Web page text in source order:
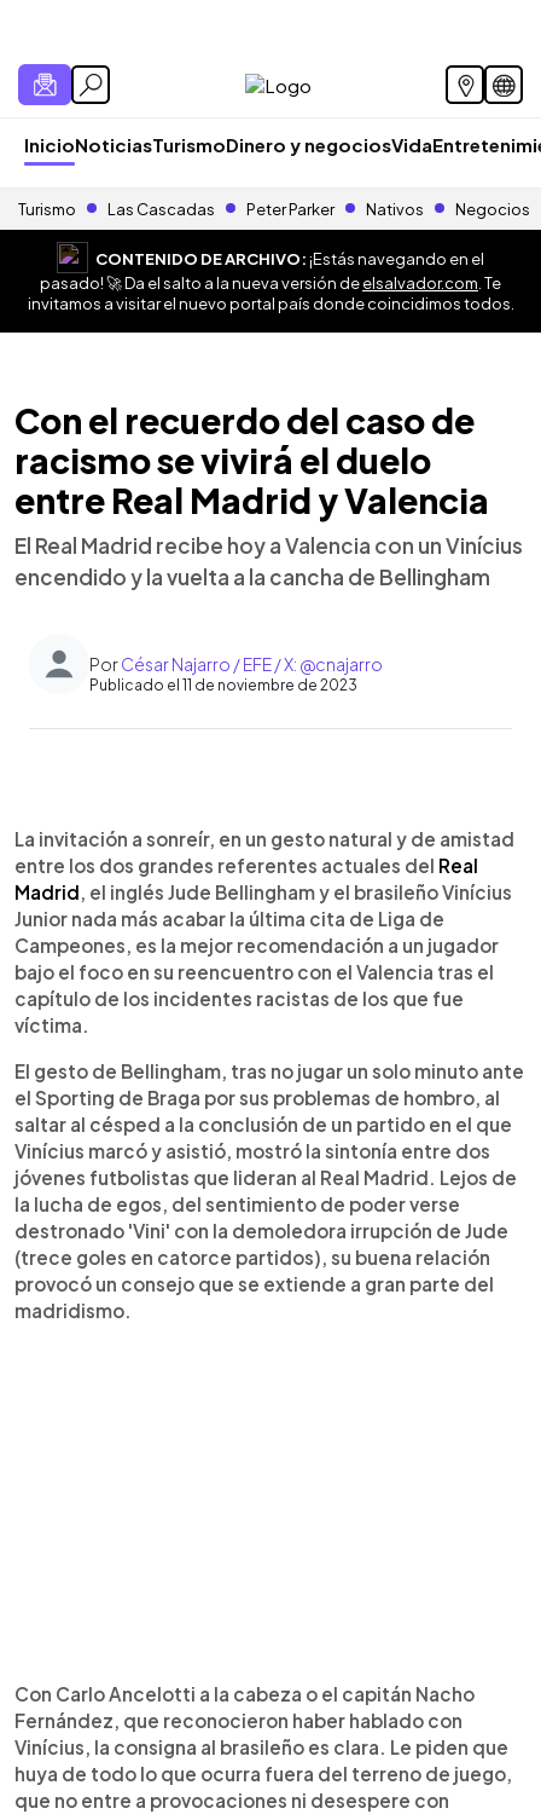
InicioNoticiasTurismoDinero y negociosVida
Turismo Las Cascadas Peter Parker Nativos Negocios
CONTENIDO DE ARCHIVO:¡Estás navegando en el
pasado! 🚀 Da el salto a la nueva versión deelsalvador.com . Te
invitamos a visitar el nuevo portal país donde coincidimos todos.
Con el recuerdo del caso de
racismo se vivirá el duelo
entre Real Madrid y Valencia
El Real Madrid recibe hoy a Valencia con un Vinícius
encendido y la vuelta a la cancha de Bellingham
PorCésar Najarro / EFE / X: @cnajarro
Publicado el 11 de noviembre de 2023
► Escuchar artículo
La invitación a sonreír, en un gesto natural y de amistad
entre los dos grandes referentes actuales del Real
Madrid, el inglés Jude Bellingham y el brasileño Vinícius
Junior nada más acabar la última cita de Liga de
Campeones, es la mejor recomendación a un jugador
bajo el foco en su reencuentro con el Valencia tras el
capítulo de los incidentes racistas de los que fue
víctima.
El gesto de Bellingham, tras no jugar un solo minuto ante
el Sporting de Braga por sus problemas de hombro, al
saltar al césped a la conclusión de un partido en el que
Vinícius marcó y asistió, mostró la sintonía entre dos
jóvenes futbolistas que lideran al Real Madrid. Lejos de
la lucha de egos, del sentimiento de poder verse
destronado 'Vini' con la demoledora irrupción de Jude
(trece goles en catorce partidos), su buena relación
provocó un consejo que se extiende a gran parte del
madridismo.
Con Carlo Ancelotti a la cabeza o el capitán Nacho
Fernández, que reconocieron haber hablado con
Vinícius, la consigna al brasileño es clara. Le piden que
huya de todo lo que ocurra fuera del terreno de juego,
que no entre a provocaciones ni desespere con